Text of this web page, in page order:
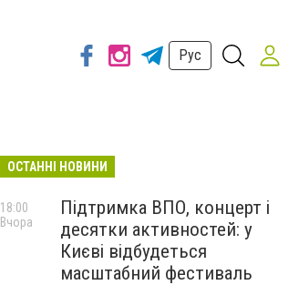
Рус
ОСТАННІ НОВИНИ
Підтримка ВПО, концерт і
десятки активностей: у
Києві відбудеться
масштабний фестиваль
18:00
Вчора